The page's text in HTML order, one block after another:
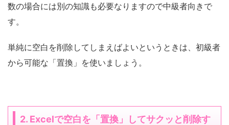
数の場合には別の知識も必要なりますので中級者向きで
す。
単純に空白を削除してしまえばよいというときは、初級者
から可能な「置換」を使いましょう。
2. Excelで空白を「置換」してサクッと削除す